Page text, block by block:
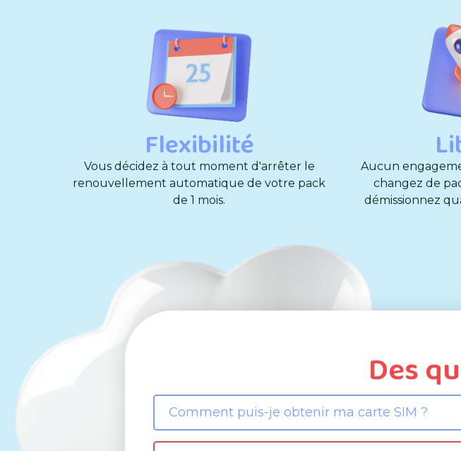
Flexibilité
Vous décidez à tout moment d'arrêter le
renouvellement automatique de votre pack
de 1 mois.
Aucun
changez de
démissionnez
Des
Comment puis-je obtenir ma carte SIM ?